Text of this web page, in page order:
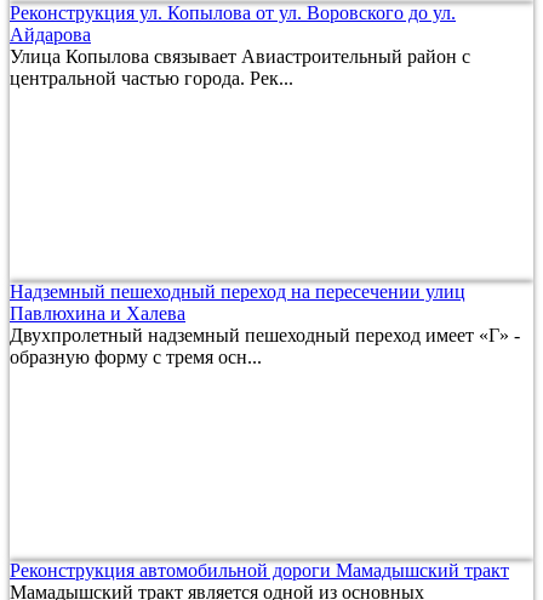
Реконструкция ул. Копылова от ул. Воровского до ул.
Айдарова
Улица Копылова связывает Авиастроительный район с
центральной частью города. Рек...
Надземный пешеходный переход на пересечении улиц
Павлюхина и Халева
Двухпролетный надземный пешеходный переход имеет «Г» -
образную форму с тремя осн...
Реконструкция автомобильной дороги Мамадышский тракт
Мамадышский тракт является одной из основных